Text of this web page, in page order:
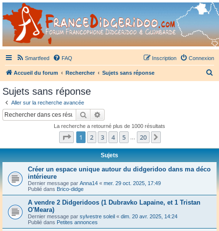
France Didgeridoo
Didgeridoo et Guimbarde sur France Didgeridoo - retrouvez la communauté.
Smartfeed FAQ Connexion
Inscription
Accueil du forum Rechercher Sujets sans réponse
Sujets sans réponse
Aller sur la recherche avancée
Rechercher
La recherche a retourné plus de 1000 résultats
Page 1sur20
1 2 3 4 5 20
Sujets
Créer un espace unique autour du didgeridoo dans ma déco
intérieure
Dernier message par Anna14 « mer. 29 oct. 2025, 17:49
Publié dans Brico-didge
A vendre 2 Didgeridoos (1 Dubravko Lapaine, et 1 Tristan
O'Meara)
Dernier message par sylvestre soleil « dim. 20 avr. 2025, 14:24
Publié dans Petites annonces